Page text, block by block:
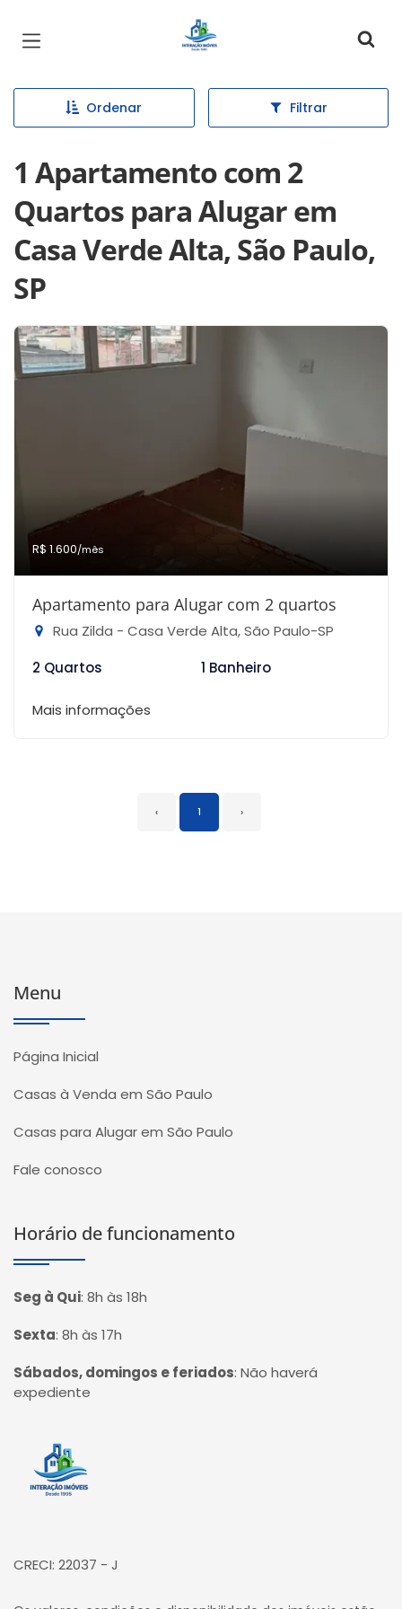
Página inicial
Ordenar Filtrar
1 Apartamento com 2
Quartos para Alugar em
Casa Verde Alta, São Paulo,
SP
R$ 1.600/mês
Apartamento para Alugar com 2 quartos
Rua Zilda - Casa Verde Alta, São Paulo-SP
2 Quartos
1 Banheiro
Mais informações
‹ 1 ›
Menu
Página Inicial
Casas à Venda em São Paulo
Casas para Alugar em São Paulo
Fale conosco
Horário de funcionamento
Seg à Qui: 8h às 18h
Sexta: 8h às 17h
Sábados, domingos e feriados: Não haverá
expediente
Página inicial
CRECI: 22037 - J